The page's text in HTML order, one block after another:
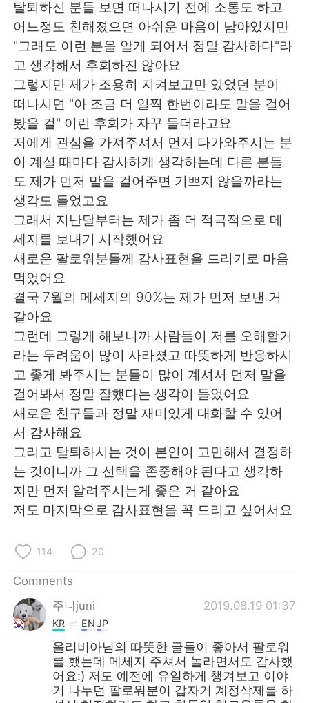
탈퇴하신 분들 보면 떠나시기 전에 소통도 하고
어느정도 친해졌으면 아쉬운 마음이 남아있지만
"그래도 이런 분을 알게 되어서 정말 감사하다"라
고 생각해서 후회하진 않아요
그렇지만 제가 조용히 지켜보고만 있었던 분이
떠나시면 "아 조금 더 일찍 한번이라도 말을 걸어
봤을 걸" 이런 후회가 자꾸 들더라고요
저에게 관심을 가져주셔서 먼저 다가와주시는 분
이 계실 때마다 감사하게 생각하는데 다른 분들
도 제가 먼저 말을 걸어주면 기쁘지 않을까라는
생각도 들었고요
그래서 지난달부터는 제가 좀 더 적극적으로 메
세지를 보내기 시작했어요
새로운 팔로워분들께 감사표현을 드리기로 마음
먹었어요
결국 7월의 메세지의 90%는 제가 먼저 보낸 거
같아요
그런데 그렇게 해보니까 사람들이 저를 오해할거
라는 두려움이 많이 사라졌고 따뜻하게 반응하시
고 좋게 봐주시는 분들이 많이 계셔서 먼저 말을
걸어봐서 정말 잘했다는 생각이 들었어요
새로운 친구들과 정말 재미있게 대화할 수 있어
서 감사해요
그리고 탈퇴하시는 것이 본인이 고민해서 결정하
는 것이니까 그 선택을 존중해야 된다고 생각하
지만 먼저 알려주시는게 좋은 거 같아요
저도 마지막으로 감사표현을 꼭 드리고 싶어서요
114 20
Comments
주니juni
2019.08.19 01:37
KR ENJP
올리비아님의 따뜻한 글들이 좋아서 팔로워
를 했는데 메세지 주셔서 놀라면서도 감사했
어요:) 저도 예전에 유일하게 챙겨보고 이야
기 나누던 팔로워분이 갑자기 계정삭제를 하